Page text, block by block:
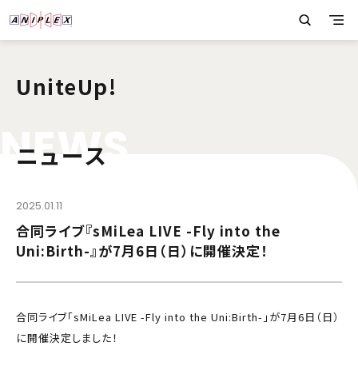
UniteUp!
NEWS
ニュース
2025.01.11
合同ライブ『sMiLea LIVE -Fly into the
Uni:Birth-』が7月6日（日）に開催決定！
合同ライブ「sMiLea LIVE -Fly into the Uni:Birth-」が7月6日（日）
に開催決定しました！